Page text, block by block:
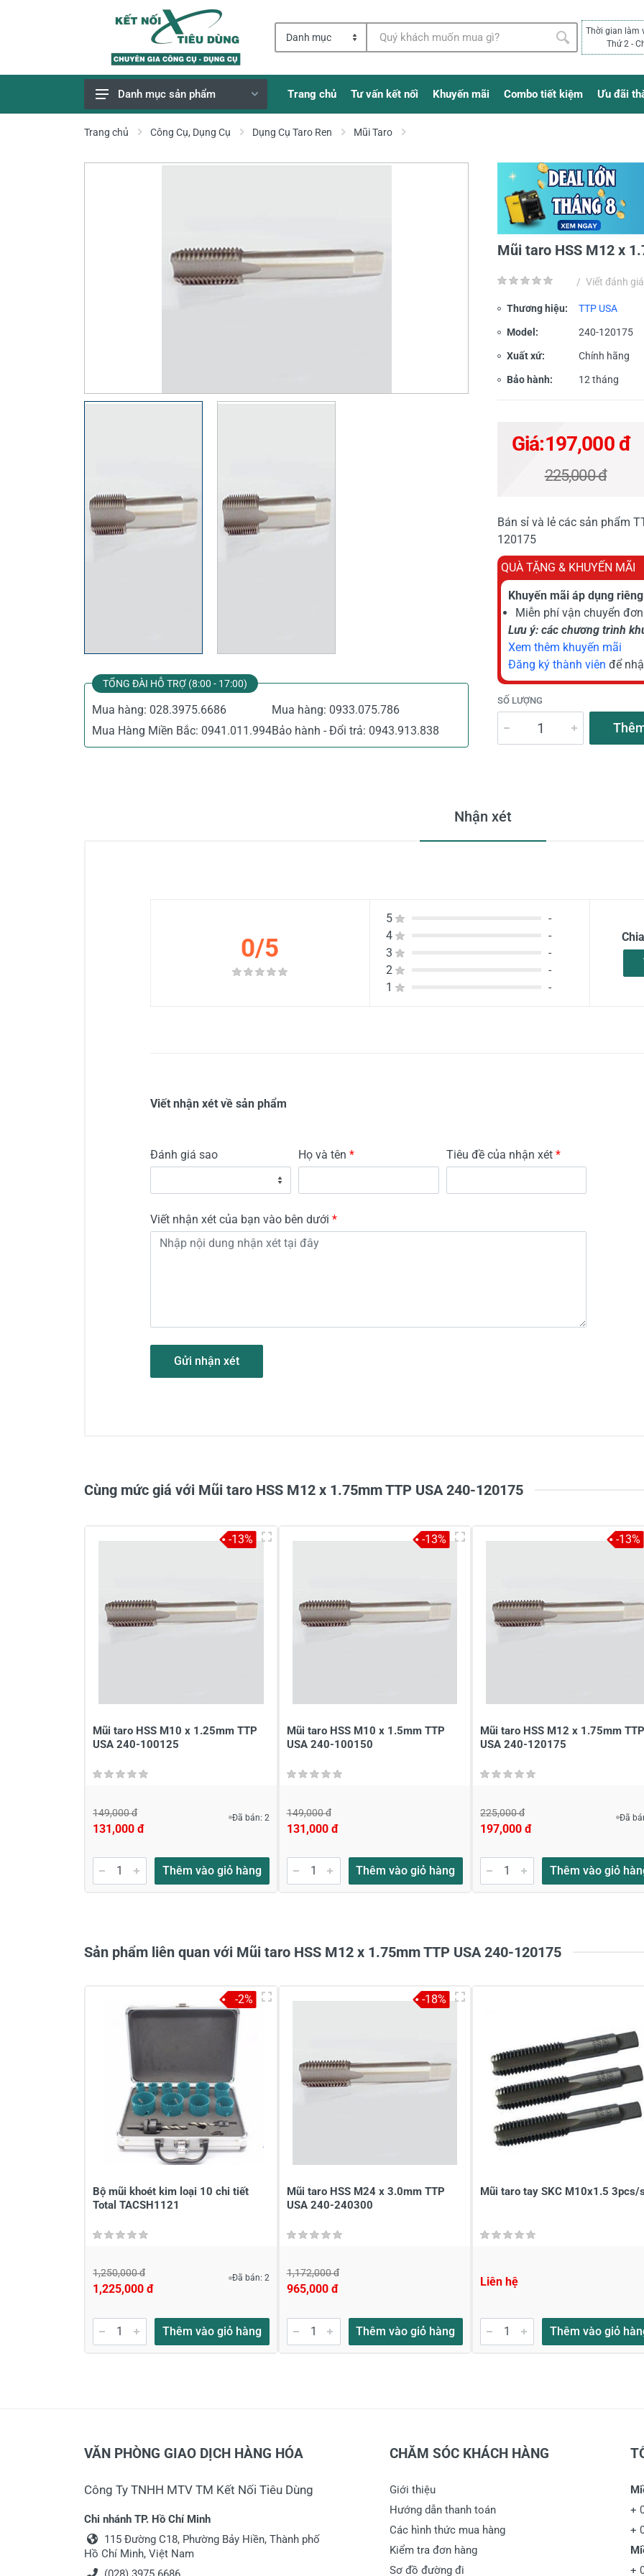
Thời gian làm
Thứ 2 -
Giao Hàng Miễn Phí
Phụ Tùng, Linh Kiện
Danh mục sản phẩm Trang chủ Tư vấn kết nối Khuyến mãi Combo tiết kiệm Ưu đãi
Trang chủ Công Cụ, Dụng Cụ Dụng Cụ Taro Ren Mũi Taro
TỔNG ĐÀI HỖ TRỢ (8:00 - 17:00)
Mua hàng: 028.3975.6686 Mua hàng: 0933.075.786
Mua Hàng Miền Bắc: 0941.011.994Bảo hành - Đổi trả: 0943.913.838
Mũi taro HSS M12 x
/ Viết đánh giá
Thương hiệu: TTP USA
Model: 240-120175
Xuất xứ: Chính hãng
Bảo hành: 12 tháng
Giá:197,000 đ
225,000 đ
Bán sỉ và lẻ các sản phẩm
120175
QUÀ TẶNG & KHUYẾN MÃI
Khuyến mãi áp dụng
Miễn phí vận chuyển
Lưu ý: các chương trình
Xem thêm khuyến mãi
Đăng ký thành viên để
SỐ LƯỢNG
Nhận xét
0/5
5
-
4
-
3
-
2
-
1
-
Viết nhận xét về sản phẩm
Đánh giá sao Họ và tên * Tiêu đề của nhận xét *
Viết nhận xét của bạn vào bên dưới *
Gửi nhận xét
Cùng mức giá với Mũi taro HSS M12 x 1.75mm TTP USA 240-120175
Mũi taro HSS M10 x 1.25mm TTP
USA 240-100125
149,000 đ
131,000 đ
Đã bán: 2
Thêm vào giỏ hàng
-13%
Mũi taro HSS M10 x 1.5mm TTP
USA 240-100150
149,000 đ
131,000 đ
Thêm vào giỏ hàng
-13%
Mũi taro HSS M12 x 1.75mm TTP
USA 240-120175
225,000 đ
197,000 đ
Đã
Thêm vào giỏ
-13%
Sản phẩm liên quan với Mũi taro HSS M12 x 1.75mm TTP USA 240-120175
Bộ mũi khoét kim loại 10 chi tiết
Total TACSH1121
1,250,000 đ
1,225,000 đ
Đã bán: 2
Thêm vào giỏ hàng
-2%
Mũi taro HSS M24 x 3.0mm TTP
USA 240-240300
1,172,000 đ
965,000 đ
Thêm vào giỏ hàng
-18%
Mũi taro tay SKC M10x1.5 3pcs/
Liên hệ
Thêm vào giỏ
VĂN PHÒNG GIAO DỊCH HÀNG HÓA
Công Ty TNHH MTV TM Kết Nối Tiêu Dùng
Chi nhánh TP. Hồ Chí Minh
115 Đường C18, Phường Bảy Hiền, Thành phố
Hồ Chí Minh, Việt Nam
CHĂM SÓC KHÁCH HÀNG
Giới thiệu
Hướng dẫn thanh toán
Các hình thức mua hàng
Kiểm tra đơn hàng
Sơ đồ đường đi
+
+
+